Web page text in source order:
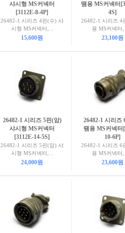
샤시형 MS커넥터
[3112E-8-4P]
26482-1 시리즈 4핀(수) 샤
시형 MS커넥터, ..
15,600원
땜용 MS커넥터
4S]
26482-1 시리즈 4
용 MS커넥터,
23,100원
26482-1 시리즈 5핀(암)
샤시형 MS커넥터
[3112E-14-5S]
26482-1 시리즈 5핀(암) 샤
시형 MS커넥터, ..
24,000원
26482-1 시리즈
땜용 MS커넥터
10-6P]
26482-1 시리즈 6
용 MS커넥터,
23,600원